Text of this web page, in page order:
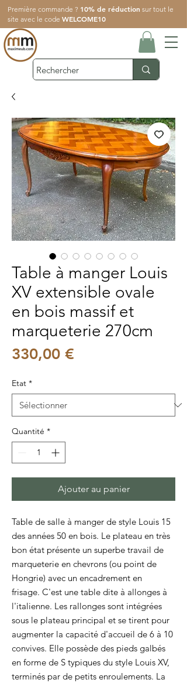
Première commande ? 10% de réduction sur tout le
site avec le code WELCOME10
Table à manger Louis
XV extensible ovale
en bois massif et
marqueterie 270cm
330,00 €
Etat *
Quantité *
Ajouter au panier
Table de salle à manger de style Louis 15
des années 50 en bois. Le plateau en très
bon état présente un superbe travail de
marqueterie en chevrons (ou point de
Hongrie) avec un encadrement en
frisage. C'est une table dite à allonges à
l'italienne. Les rallonges sont intégrées
sous le plateau principal et se tirent pour
augmenter la capacité d'accueil de 6 à 10
convives. Elle possède des pieds galbés
en forme de S typiques du style Louis XV,
terminés par de petits enroulements. La